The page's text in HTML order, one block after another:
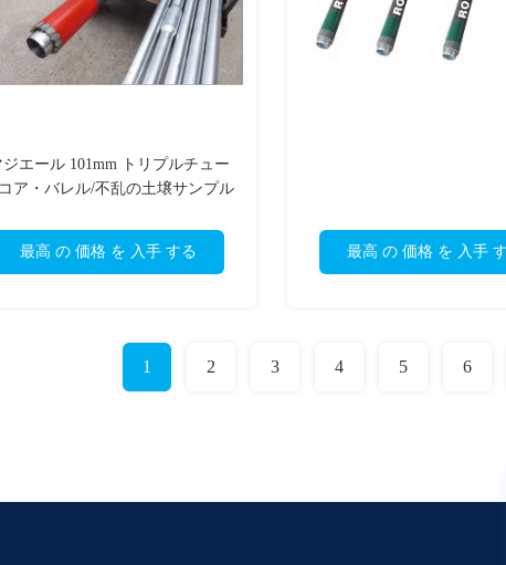
エール 101mm トリプルチュー
ア・バレル/不乱の土壌サンプル
最高 の 価格 を 入手 する 最高 の 価格 を 入手
1 2 3 4 5 6